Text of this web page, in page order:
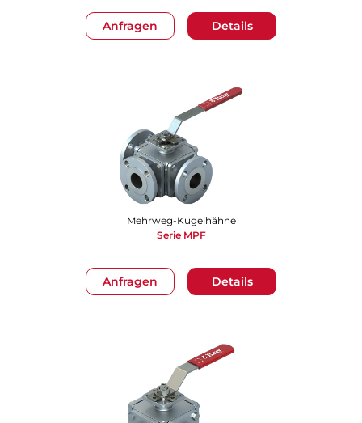
Anfragen Details
Anfragen Details
Mehrweg-Kugelhähne
Serie MPF